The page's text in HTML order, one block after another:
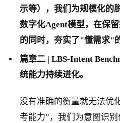
示等），我们为规模化的
数字化Agent模型，在保
的同时，夯实了"懂需求"
篇章二 | LBS-Intent
统能力持续进化。
没有准确的衡量就无法优
考能力”，我们为意图识